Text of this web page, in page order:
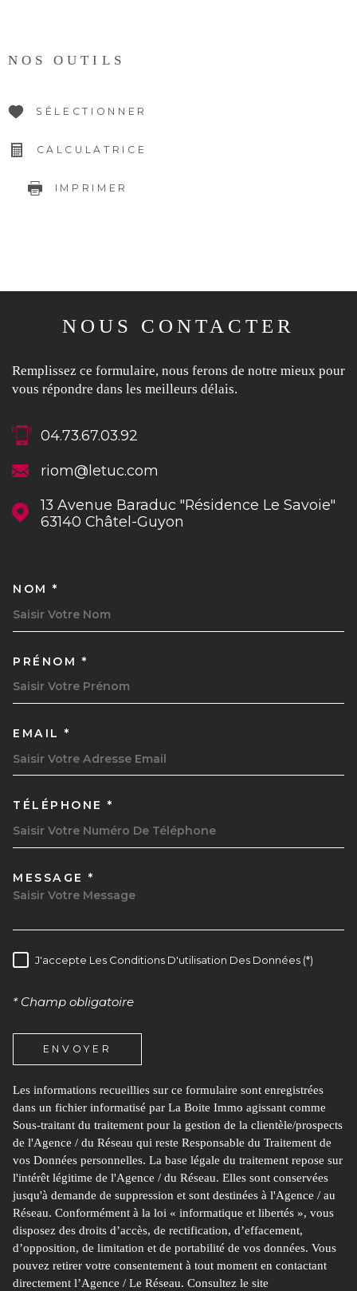
NOS OUTILS
SÉLECTIONNER
CALCULATRICE
IMPRIMER
NOUS CONTACTER
Remplissez ce formulaire, nous ferons de notre mieux pour
vous répondre dans les meilleurs délais.
04.73.67.03.92
riom@letuc.com
13 Avenue Baraduc "Résidence Le Savoie"
63140
Châtel-Guyon
NOM *
PRÉNOM *
EMAIL *
TÉLÉPHONE *
MESSAGE *
RÈGLEMENTATION
J'accepte Les Conditions D'utilisation Des Données (*)
* Champ obligatoire
ENVOYER
Les informations recueillies sur ce formulaire sont enregistrées
dans un fichier informatisé par La Boite Immo agissant comme
Sous-traitant du traitement pour la gestion de la clientèle/prospects
de l'Agence / du Réseau qui reste Responsable du Traitement de
vos Données personnelles. La base légale du traitement repose sur
l'intérêt légitime de l'Agence / du Réseau. Elles sont conservées
jusqu'à demande de suppression et sont destinées à l'Agence / au
Réseau. Conformément à la loi « informatique et libertés », vous
disposez des droits d’accès, de rectification, d’effacement,
d’opposition, de limitation et de portabilité de vos données. Vous
pouvez retirer votre consentement à tout moment en contactant
directement l’Agence / Le Réseau. Consultez le site